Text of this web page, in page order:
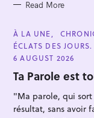
Read More
C
A
T
E
O
R
E
À LA UNE
ÉCLATS DES
6 AUGUST 2026
Ta Parole est
"Ma parole, qui
résultat, sans avoir
h
o
r
: